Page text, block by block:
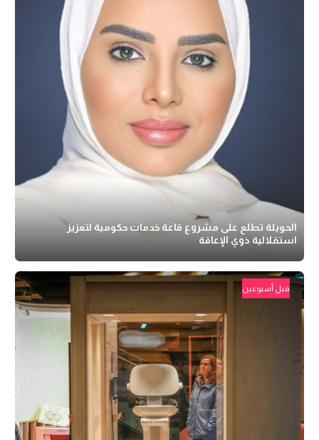
الحويلة تطلع على مشروع قاعة خدمات حكومية لتعزيز
استقلالية ذوي الإعاقة
قبل أسبوعين